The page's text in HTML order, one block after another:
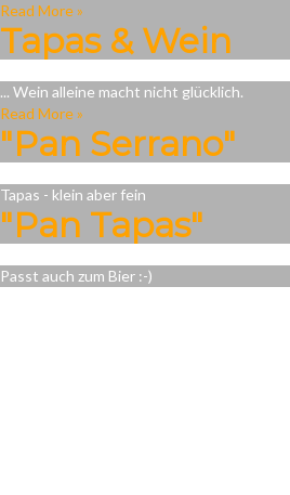
Read More »
Tapas & Wein
... Wein alleine macht nicht glücklich.
Read More »
"Pan Serrano"
Tapas - klein aber fein
"Pan Tapas"
Passt auch zum Bier :-)